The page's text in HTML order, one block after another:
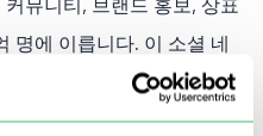
뮤니티, 브랜드 홍보, 상표
명에 이릅니다. 이 소셜 네
장 빠른 방법은 특수 소프트
작업은 당연히 종종 차단됩